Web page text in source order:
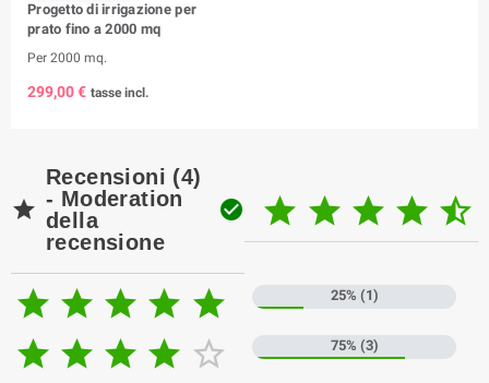
Progetto di irrigazione per
prato fino a 2000 mq
Per 2000 mq.
299,00 € tasse incl.

Recensioni (4)
- Moderation
della
recensione
     
     25% (1)
     75% (3)